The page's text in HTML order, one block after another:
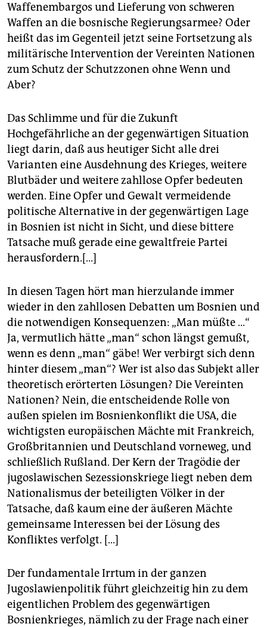
Waffenembargos und Lieferung von schweren
Waffen an die bosnische Regierungsarmee? Oder
heißt das im Gegenteil jetzt seine Fortsetzung als
militärische Intervention der Vereinten Nationen
zum Schutz der Schutzzonen ohne Wenn und
Aber?
Das Schlimme und für die Zukunft
Hochgefährliche an der gegenwärtigen Situation
liegt darin, daß aus heutiger Sicht alle drei
Varianten eine Ausdehnung des Krieges, weitere
Blutbäder und weitere zahllose Opfer bedeuten
werden. Eine Opfer und Gewalt vermeidende
politische Alternative in der gegenwärtigen Lage
in Bosnien ist nicht in Sicht, und diese bittere
Tatsache muß gerade eine gewaltfreie Partei
herausfordern.[...]
In diesen Tagen hört man hierzulande immer
wieder in den zahllosen Debatten um Bosnien und
die notwendigen Konsequenzen: „Man müßte ...“
Ja, vermutlich hätte „man“ schon längst gemußt,
wenn es denn „man“ gäbe! Wer verbirgt sich denn
hinter diesem „man“? Wer ist also das Subjekt aller
theoretisch erörterten Lösungen? Die Vereinten
Nationen? Nein, die entscheidende Rolle von
außen spielen im Bosnienkonflikt die USA, die
wichtigsten europäischen Mächte mit Frankreich,
Großbritannien und Deutschland vorneweg, und
schließlich Rußland. Der Kern der Tragödie der
jugoslawischen Sezessionskriege liegt neben dem
Nationalismus der beteiligten Völker in der
Tatsache, daß kaum eine der äußeren Mächte
gemeinsame Interessen bei der Lösung des
Konfliktes verfolgt. [...]
Der fundamentale Irrtum in der ganzen
Jugoslawienpolitik führt gleichzeitig hin zu dem
eigentlichen Problem des gegenwärtigen
Bosnienkrieges, nämlich zu der Frage nach einer